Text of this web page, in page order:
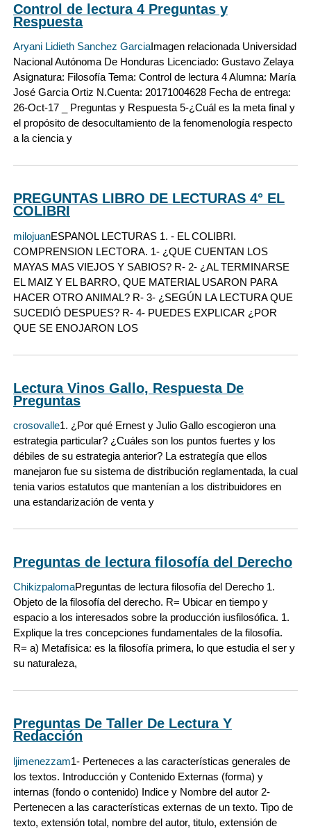
Control de lectura 4 Preguntas y
Respuesta
Aryani Lidieth Sanchez GarciaImagen relacionada Universidad
Nacional Autónoma De Honduras Licenciado: Gustavo Zelaya
Asignatura: Filosofía Tema: Control de lectura 4 Alumna: María
José Garcia Ortiz N.Cuenta: 20171004628 Fecha de entrega:
26-Oct-17 _ Preguntas y Respuesta 5-¿Cuál es la meta final y
el propósito de desocultamiento de la fenomenología respecto
a la ciencia y
PREGUNTAS LIBRO DE LECTURAS 4° EL
COLIBRI
milojuanESPANOL LECTURAS 1. - EL COLIBRI.
COMPRENSION LECTORA. 1- ¿QUE CUENTAN LOS
MAYAS MAS VIEJOS Y SABIOS? R- 2- ¿AL TERMINARSE
EL MAIZ Y EL BARRO, QUE MATERIAL USARON PARA
HACER OTRO ANIMAL? R- 3- ¿SEGÚN LA LECTURA QUE
SUCEDIÓ DESPUES? R- 4- PUEDES EXPLICAR ¿POR
QUE SE ENOJARON LOS
Lectura Vinos Gallo, Respuesta De
Preguntas
crosovalle1. ¿Por qué Ernest y Julio Gallo escogieron una
estrategia particular? ¿Cuáles son los puntos fuertes y los
débiles de su estrategia anterior? La estrategía que ellos
manejaron fue su sistema de distribución reglamentada, la cual
tenia varios estatutos que mantenían a los distribuidores en
una estandarización de venta y
Preguntas de lectura filosofía del Derecho
ChikizpalomaPreguntas de lectura filosofía del Derecho 1.
Objeto de la filosofía del derecho. R= Ubicar en tiempo y
espacio a los interesados sobre la producción iusfilosófica. 1.
Explique la tres concepciones fundamentales de la filosofía.
R= a) Metafísica: es la filosofía primera, lo que estudia el ser y
su naturaleza,
Preguntas De Taller De Lectura Y
Redacción
ljimenezzam1- Perteneces a las características generales de
los textos. Introducción y Contenido Externas (forma) y
internas (fondo o contenido) Indice y Nombre del autor 2-
Pertenecen a las características externas de un texto. Tipo de
texto, extensión total, nombre del autor, titulo, extensión de